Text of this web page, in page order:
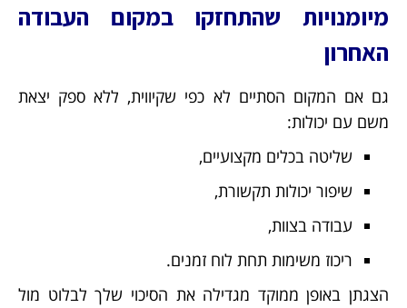
מיומנויות שהתחזקו במקום העבודה
האחרון
גם אם המקום הסתיים לא כפי שקיווית, ללא ספק יצאת
משם עם יכולות:
שליטה בכלים מקצועיים,
שיפור יכולות תקשורת,
עבודה בצוות,
ריכוז משימות תחת לוח זמנים.
הצגתן באופן ממוקד מגדילה את הסיכוי שלך לבלוט מול